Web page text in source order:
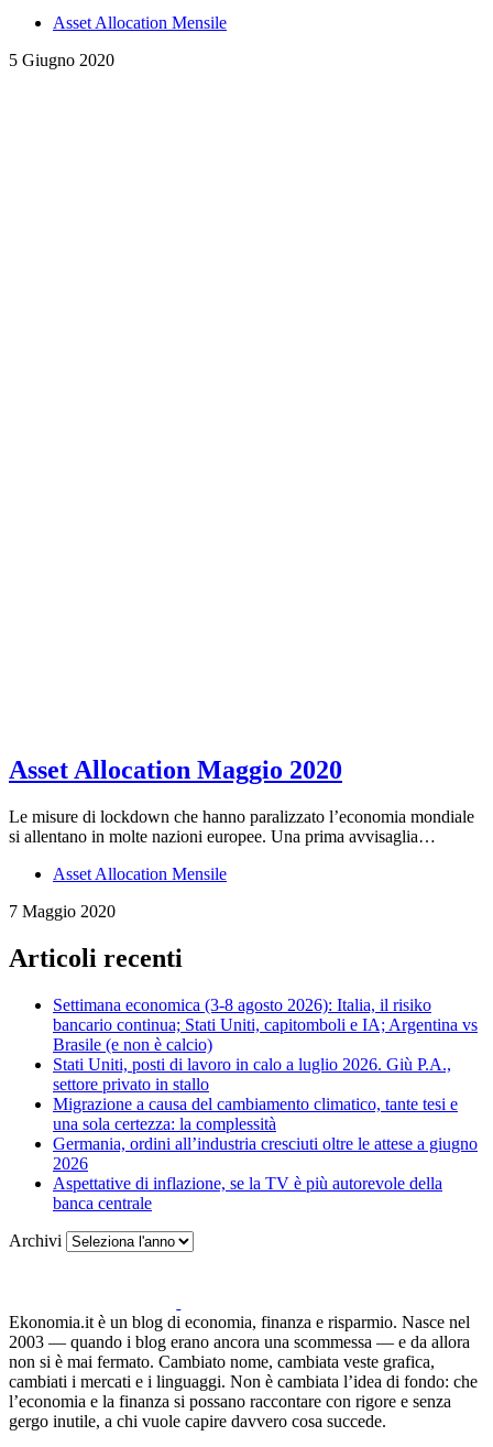
Asset Allocation Mensile
5 Giugno 2020
Asset Allocation Maggio 2020
Le misure di lockdown che hanno paralizzato l’economia mondiale
si allentano in molte nazioni europee. Una prima avvisaglia…
Asset Allocation Mensile
7 Maggio 2020
Articoli recenti
Settimana economica (3-8 agosto 2026): Italia, il risiko
bancario continua; Stati Uniti, capitomboli e IA; Argentina vs
Brasile (e non è calcio)
Stati Uniti, posti di lavoro in calo a luglio 2026. Giù P.A.,
settore privato in stallo
Migrazione a causa del cambiamento climatico, tante tesi e
una sola certezza: la complessità
Germania, ordini all’industria cresciuti oltre le attese a giugno
2026
Aspettative di inflazione, se la TV è più autorevole della
banca centrale
Archivi
Ekonomia.it è un blog di economia, finanza e risparmio. Nasce nel
2003 — quando i blog erano ancora una scommessa — e da allora
non si è mai fermato. Cambiato nome, cambiata veste grafica,
cambiati i mercati e i linguaggi. Non è cambiata l’idea di fondo: che
l’economia e la finanza si possano raccontare con rigore e senza
gergo inutile, a chi vuole capire davvero cosa succede.